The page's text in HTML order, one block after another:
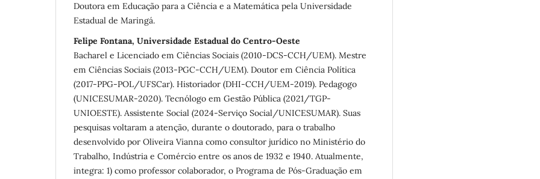
Doutora em Educação para a Ciência e a Matemática pela Universidade
Estadual de Maringá.
Felipe Fontana, Universidade Estadual do Centro-Oeste
Bacharel e Licenciado em Ciências Sociais (2010-DCS-CCH/UEM). Mestre
em Ciências Sociais (2013-PGC-CCH/UEM). Doutor em Ciência Política
(2017-PPG-POL/UFSCar). Historiador (DHI-CCH/UEM-2019). Pedagogo
(UNICESUMAR-2020). Tecnólogo em Gestão Pública (2021/TGP-
UNIOESTE). Assistente Social (2024-Serviço Social/UNICESUMAR). Suas
pesquisas voltaram a atenção, durante o doutorado, para o trabalho
desenvolvido por Oliveira Vianna como consultor jurídico no Ministério do
Trabalho, Indústria e Comércio entre os anos de 1932 e 1940. Atualmente,
integra: 1) como professor colaborador, o Programa de Pós-Graduação em